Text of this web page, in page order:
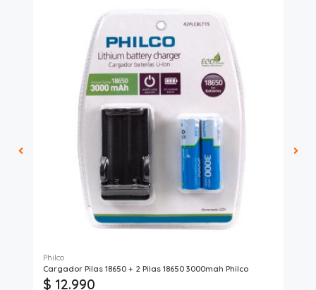
Philco
Cargador Pilas 18650 + 2 Pilas 18650 3000mah Philco
$ 12.990